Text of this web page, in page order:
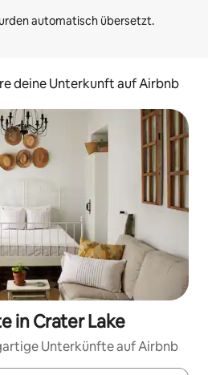
deine Unterkunft auf Airbnb
in Crater Lake
Unterkünfte auf Airbnb